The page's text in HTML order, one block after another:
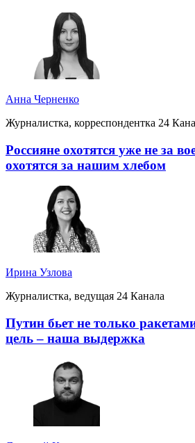
Анна Черненко
Журналистка, корреспондентка 24
Россияне охотятся уже не за
охотятся за нашим хлебом
Ирина Узлова
Журналистка, ведущая 24 Канала
Путин бьет не только
цель – наша выдержка